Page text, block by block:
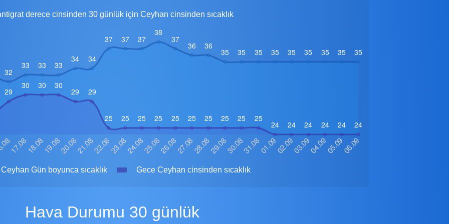
derece cinsinden 30 günlük için Ceyhan cinsinden sıcaklık
Gün boyunca sıcaklık Gece Ceyhan cinsinden sıcaklık
Hava Durumu 30 günlük